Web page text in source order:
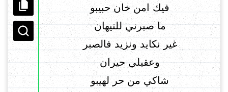
فيك امن خان حبيبو
ما صبرني للتيهان
غير نكايد ونزيد فالصبر
وعقيلي حيران
شاكي من حر لهيبو